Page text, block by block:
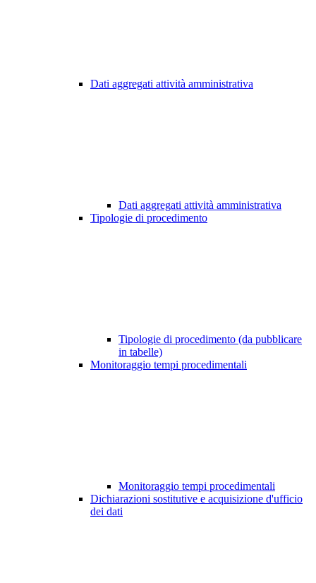
Dati aggregati attività amministrativa
Dati aggregati attività amministrativa
Tipologie di procedimento
Tipologie di procedimento (da pubblicare
in tabelle)
Monitoraggio tempi procedimentali
Monitoraggio tempi procedimentali
Dichiarazioni sostitutive e acquisizione d'ufficio
dei dati